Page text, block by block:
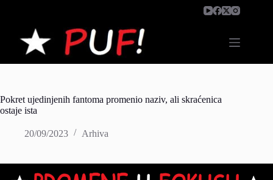
Pokret ujedinjenih fantoma promenio naziv, ali skraćenica
ostaje ista
20/09/2023 Arhiva